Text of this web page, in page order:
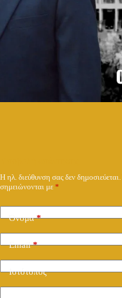
Η ηλ. διεύθυνση σας δεν δημοσιεύεται.
σημειώνονται με *
Όνομα*
Email*
Ιστότοπος